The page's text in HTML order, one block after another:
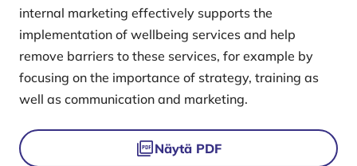
internal marketing effectively supports the
implementation of wellbeing services and help
remove barriers to these services, for example by
focusing on the importance of strategy, training as
well as communication and marketing.
Tiedostot
Näytä PDF